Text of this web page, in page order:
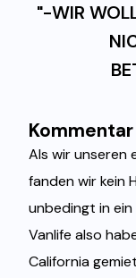
"-WIR
Als wir unseren
fanden wir kein
unbedingt in ein
Vanlife also
California